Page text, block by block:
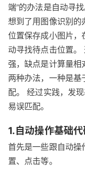
端”的办法是自动寻
想到了用图像识别的
位置保存成小图片，
动寻找待点击位置
强，缺点是计算量
两种办法，一种是
配。 经过实践，发
易误匹配。
1.自动操作基础代
首先是一些跟自动
置、点击等。